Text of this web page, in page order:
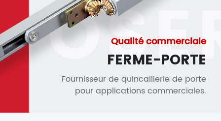
Qualité commerciale
FERME-PORTE
Fournisseur de quincaillerie de porte
pour applications commerciales.
Ressource
Contact
Solutions